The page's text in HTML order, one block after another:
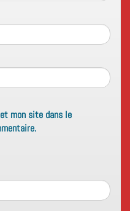
mon site dans le